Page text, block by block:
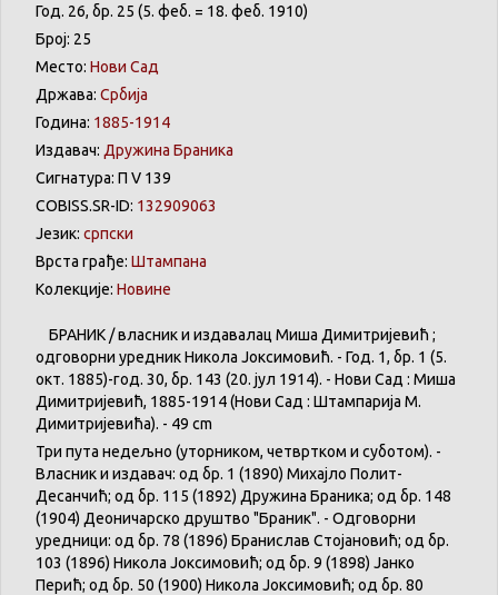
Год. 26, бр. 25 (5. феб. = 18. феб. 1910)
Број: 25
Место: Нови Сад
Држава: Србија
Година: 1885-1914
Издавач: Дружина Браника
Сигнатура: П V 139
COBISS.SR-ID: 132909063
Језик: српски
Врста грађе: Штампана
Колекције: Новине
БРАНИК / власник и издавалац Миша Димитријевић ;
одговорни уредник Никола Јоксимовић. - Год. 1, бр. 1 (5.
окт. 1885)-год. 30, бр. 143 (20. јул 1914). - Нови Сад : Миша
Димитријевић, 1885-1914 (Нови Сад : Штампарија М.
Димитријевића). - 49 cm
Три пута недељно (уторником, четвртком и суботом). -
Власник и издавач: од бр. 1 (1890) Михајло Полит-
Десанчић; од бр. 115 (1892) Дружина Браника; од бр. 148
(1904) Деоничарско друштво "Браник". - Одговорни
уредници: од бр. 78 (1896) Бранислав Стојановић; од бр.
103 (1896) Никола Јоксимовић; од бр. 9 (1898) Јанко
Перић; од бр. 50 (1900) Никола Јоксимовић; од бр. 80